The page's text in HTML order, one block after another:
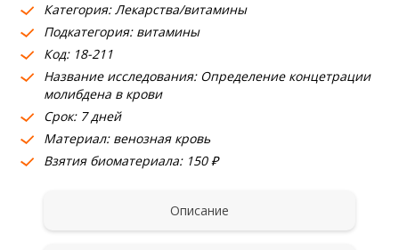
Пациентам
О компании
Где сдать
Партнерам
Категория: Лекарства/витамины
Подкатегория: витамины
Код: 18-211
Название исследования: Определение концетрации
молибдена в крови
Срок: 7 дней
Материал: венозная кровь
Взятия биоматериала: 150 ₽
Описание